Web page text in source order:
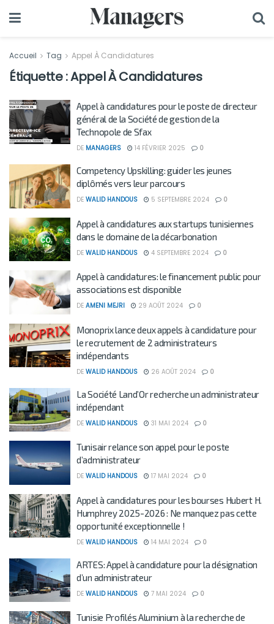
Accueil Tag Appel À Candidatures
Étiquette :Appel À Candidatures
Appel à candidatures pour le poste de directeur
général de la Société de gestion de la
Technopole de Sfax
DE MANAGERS 14 FÉVRIER 2025 0
Competency Upskilling: guider les jeunes
diplômés vers leur parcours
DE WALID HANDOUS 5 SEPTEMBRE 2024 0
Appel à candidatures aux startups tunisiennes
dans le domaine de la décarbonation
DE WALID HANDOUS 4 SEPTEMBRE 2024 0
Appel à candidatures: le financement public pour
associations est disponible
DE AMENI MEJRI 29 AOÛT 2024 0
Monoprix lance deux appels à candidature pour
le recrutement de 2 administrateurs
indépendants
DE WALID HANDOUS 26 AOÛT 2024 0
La Société Land’Or recherche un administrateur
indépendant
DE WALID HANDOUS 31 MAI 2024 0
Tunisair relance son appel pour le poste
d’administrateur
DE WALID HANDOUS 17 MAI 2024 0
Appel à candidatures pour les bourses Hubert H.
Humphrey 2025-2026 : Ne manquez pas cette
opportunité exceptionnelle !
DE WALID HANDOUS 14 MAI 2024 0
ARTES: Appel à candidature pour la désignation
d’un administrateur
DE WALID HANDOUS 7 MAI 2024 0
Tunisie Profilés Aluminium à la recherche de